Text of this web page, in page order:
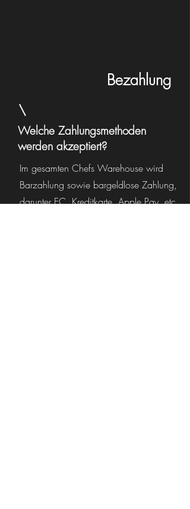
Bezahlung
Welche Zahlungsmethoden
werden akzeptiert?
Im gesamten Chefs Warehouse wird
Barzahlung sowie bargeldlose Zahlung,
darunter EC, Kreditkarte, Apple Pay, etc.,